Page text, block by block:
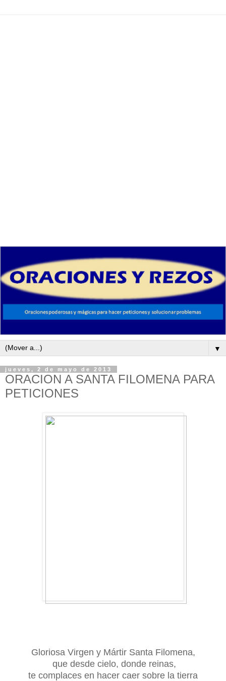
▼
jueves, 2 de mayo de 2013
ORACION A SANTA FILOMENA PARA
PETICIONES
Gloriosa Virgen y Mártir Santa Filomena,
que desde cielo, donde reinas,
te complaces en hacer caer sobre la tierra